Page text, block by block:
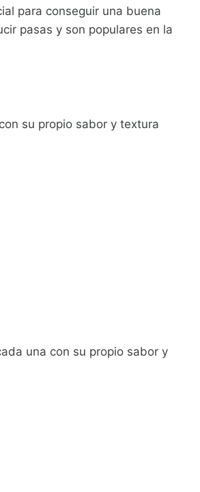
para conseguir una buena
pasas y son populares en la
su propio sabor y textura
una con su propio sabor y